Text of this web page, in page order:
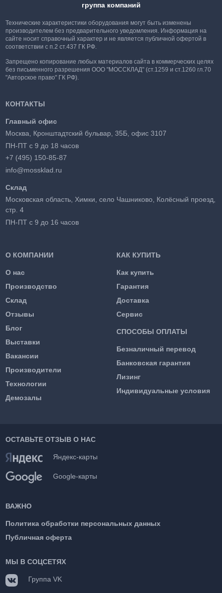
группа компаний
Технические характеристики оборудования могут быть изменены
производителем без предварительного уведомления. Информация на
сайте носит справочный характер и не является публичной офертой в
соответствии с п.2 ст.437 ГК РФ.
Запрещено копирование любых материалов сайта в коммерческих целях
без письменного разрешения ООО "МОССКЛАД" (ст.1259 и ст.1260 гл.70
"Авторское право" ГК РФ).
О КОМПАНИИ
О нас
Производство
Склад
Отзывы
Блог
Выставки
Вакансии
Производители
Технологии
Демозалы
КАК КУПИТЬ
Как купить
Гарантия
Доставка
Сервис
СПОСОБЫ ОПЛАТЫ
Безналичный перевод
Банковская гарантия
Лизинг
Индивидуальные условия
КОНТАКТЫ
Главный офис
Москва, Кронштадтский бульвар, 35Б, офис 3107
ПН-ПТ с 9 до 18 часов
+7 (495) 150-85-87
info@mossklad.ru
Склад
Московская область, Химки, село Чашниково, Колёсный проезд,
стр. 4
ПН-ПТ с 9 до 16 часов
ОСТАВЬТЕ ОТЗЫВ О НАС
Яндекс-карты
Google-карты
ВАЖНО
Политика обработки персональных данных
Публичная оферта
МЫ В СОЦСЕТЯХ
Группа VK